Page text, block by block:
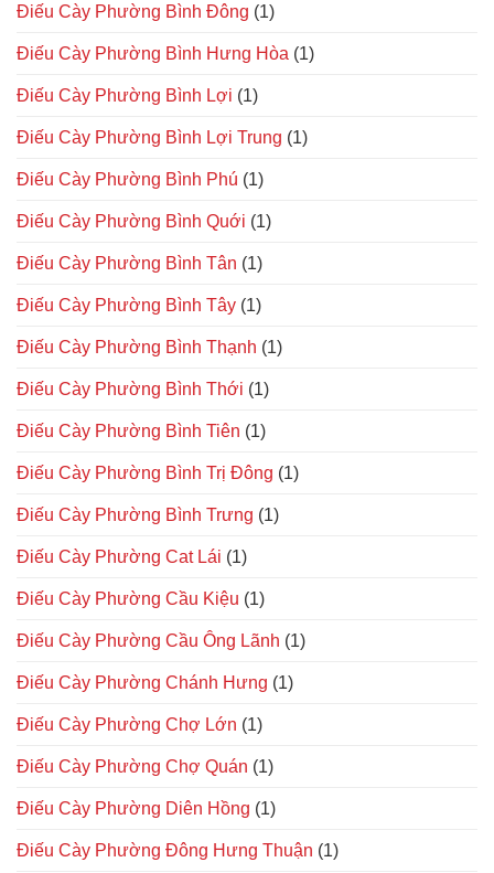
Điếu Cày Phường Bình Đông (1)
Điếu Cày Phường Bình Hưng Hòa (1)
Điếu Cày Phường Bình Lợi (1)
Điếu Cày Phường Bình Lợi Trung (1)
Điếu Cày Phường Bình Phú (1)
Điếu Cày Phường Bình Quới (1)
Điếu Cày Phường Bình Tân (1)
Điếu Cày Phường Bình Tây (1)
Điếu Cày Phường Bình Thạnh (1)
Điếu Cày Phường Bình Thới (1)
Điếu Cày Phường Bình Tiên (1)
Điếu Cày Phường Bình Trị Đông (1)
Điếu Cày Phường Bình Trưng (1)
Điếu Cày Phường Cat Lái (1)
Điếu Cày Phường Cầu Kiệu (1)
Điếu Cày Phường Cầu Ông Lãnh (1)
Điếu Cày Phường Chánh Hưng (1)
Điếu Cày Phường Chợ Lớn (1)
Điếu Cày Phường Chợ Quán (1)
Điếu Cày Phường Diên Hồng (1)
Điếu Cày Phường Đông Hưng Thuận (1)